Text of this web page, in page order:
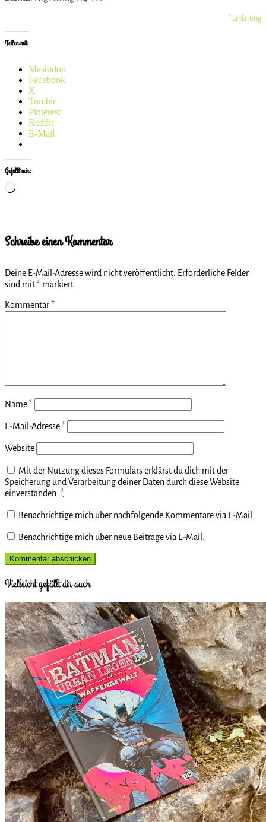
* Erklärung
Teilen mit:
Mastodon
Facebook
X
Tumblr
Pinterest
Reddit
E-Mail
Gefällt mir:
Wird
Schreibe einen Kommentar
Deine E-Mail-Adresse wird nicht veröffentlicht. Erforderliche Felder
sind mit* markiert
Kommentar*
Name*
E-Mail-Adresse*
Website
Mit der Nutzung dieses Formulars erklärst du dich mit der
Speicherung und Verarbeitung deiner Daten durch diese Website
einverstanden. *
Benachrichtige mich über nachfolgende Kommentare via E-Mail.
Benachrichtige mich über neue Beiträge via E-Mail.
Vielleicht gefällt dir auch